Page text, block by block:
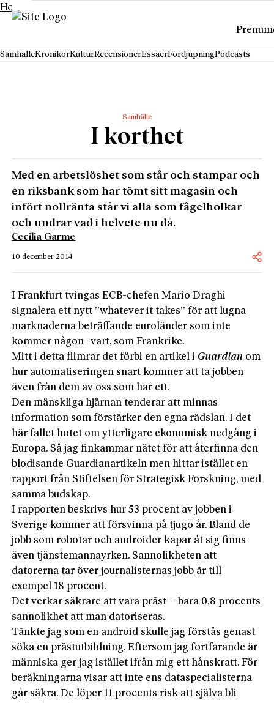
Hoppa till innehåll
SamhälleKrönikorKulturRecensionerEssäerFördjupningPodcasts
Samhälle
I korthet
Med en arbetslöshet som står och stampar och
en riksbank som har tömt sitt magasin och
infört nollränta står vi alla som fågelholkar
och undrar vad i helvete nu då.
Cecilia Garme
10 december 2014
I Frankfurt tvingas ECB-chefen Mario Draghi
signalera ett nytt ”whatever it takes” för att lugna
marknaderna beträffande euro­länder som inte
kommer någon­–vart, som Frankrike.
Mitt i detta flimrar det förbi en artikel i Guardian om
hur automatiseringen snart kommer att ta jobben
även från dem av oss som har ett.
Den mänskliga hjärnan tenderar att minnas
information som förstärker den egna rädslan. I det
här fallet hotet om ytterligare ekonomisk nedgång i
Europa. Så jag finkammar nätet för att återfinna den
blodisande Guardianartikeln men hittar istället en
rapport från Stiftelsen för Strategisk Forskning, med
samma budskap.
I rapporten beskrivs hur 53 procent av jobben i
Sverige kommer att försvinna på tjugo år. Bland de
jobb som robotar och androider kapar åt sig finns
även tjänstemannayrken. Sannolikheten att
datorerna tar över journalisternas jobb är till
exempel 18 procent.
Det verkar säkrare att vara präst – bara 0,8 procents
sannolikhet att man datoriseras.
Tänkte jag som en android skulle jag förstås genast
söka en prästutbildning. Eftersom jag fortfarande är
människa ger jag istället ifrån mig ett hånskratt. För
beräkningarna visar att inte ens dataspecialisterna
går säkra. De löper 11 procents risk att själva bli